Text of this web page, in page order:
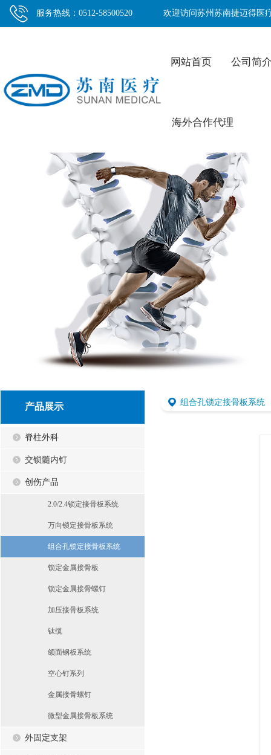
服务热线：0512-58500520 欢迎访问苏州苏南捷迈得医
网站首页 公司简
海外合作代理
产品展示
脊柱外科
交锁髓内钉
创伤产品
2.0/2.4锁定接骨板系统
万向锁定接骨板系统
组合孔锁定接骨板系统
锁定金属接骨板
锁定金属接骨螺钉
加压接骨板系统
钛缆
颌面钢板系统
空心钉系列
金属接骨螺钉
微型金属接骨板系统
外固定支架
组合孔锁定接骨板系统